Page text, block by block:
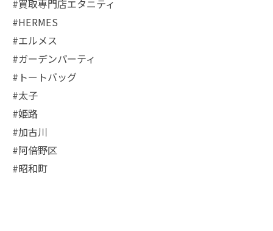
#買取専門店エタニティ
#HERMES
#エルメス
#ガーデンパーティ
#トートバッグ
#太子
#姫路
#加古川
#阿倍野区
#昭和町